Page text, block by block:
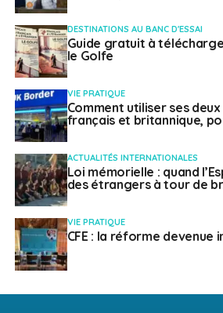
DESTINATIONS AU BANC D'ESSAI
Guide gratuit à
le Golfe
VIE PRATIQUE
Comment utiliser ses
français et britannique,
ACTUALITÉS INTERNATIONALES
Loi mémorielle : quand
des étrangers à tour de
VIE PRATIQUE
CFE : la réforme devenue